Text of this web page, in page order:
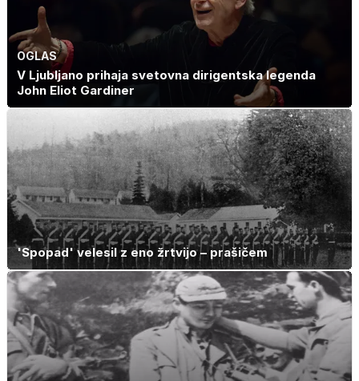
OGLAS
V Ljubljano prihaja svetovna dirigentska legenda
John Eliot Gardiner
'Spopad' velesil z eno žrtvijo – prašičem